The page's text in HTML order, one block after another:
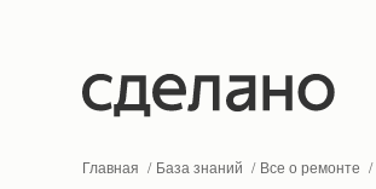
Главная База знаний Все о ремонте